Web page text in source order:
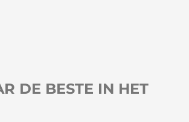
DE BESTE IN HET